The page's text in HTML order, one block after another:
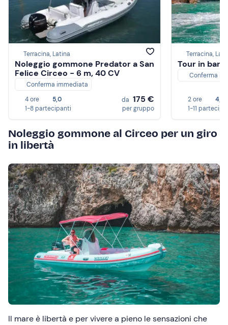
Terracina, Latina
Noleggio gommone Predator a San
Felice Circeo - 6 m, 40 CV
Conferma immediata
4 ore
5,0
1-8 partecipanti
da 175 €
per gruppo
Terracina,
Tour in
Conferma
2 ore
4,4
1-11
Noleggio gommone al Circeo per un giro
in libertà
Il mare è libertà e per vivere a pieno le sensazioni che